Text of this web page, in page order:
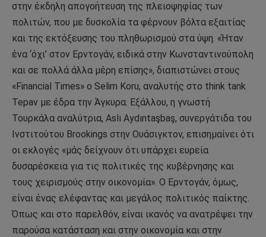
στην έκδηλη απογοήτευση της πλειοψηφίας των
πολιτών, που με δυσκολία τα φέρνουν βόλτα εξαιτίας
και της εκτόξευσης του πληθωρισμού στα ύψη. «Ήταν
ένα ‘όχι’ στον Ερντογάν, ειδικά στην Κωνσταντινούπολη
και σε πολλά άλλα μέρη επίσης», διαπιστώνει στους
«Financial Times» ο Selim Koru, αναλυτής στο think tank
Tepav με έδρα την Άγκυρα. Εξάλλου, η γνωστή
Τουρκάλα αναλύτρια, Aslı Aydıntaşbaş, συνεργάτιδα του
Ινστιτούτου Brookings στην Ουάσιγκτον, επισημαίνει ότι
οι εκλογές «μάς δείχνουν ότι υπάρχει ευρεία
δυσαρέσκεια για τις πολιτικές της κυβέρνησης και
τους χειρισμούς στην οικονομία». Ο Ερντογάν, όμως,
είναι ένας ελέφαντας και μεγάλος πολιτικός παίκτης.
Όπως και στο παρελθόν, είναι ικανός να ανατρέψει την
παρούσα κατάσταση και στην οικονομία και στην